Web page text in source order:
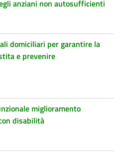
anziani non autosufficienti
domiciliari per garantire la
e prevenire
miglioramento
disabilità